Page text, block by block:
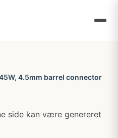
4.5mm barrel connector
side kan være genereret